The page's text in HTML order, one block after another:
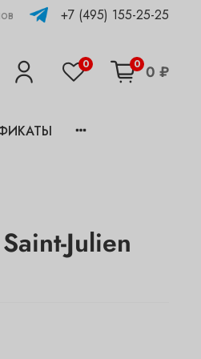
+7 (495) 155-25-25
0 0 0 ₽
Julien